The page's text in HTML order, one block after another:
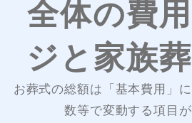
全体の費
ジと家族
お葬式の総額は「基本費用」
数等で変動する項目が